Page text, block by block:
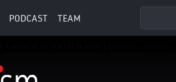
PODCAST TEAM